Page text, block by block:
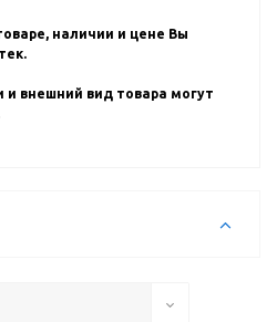
наличии и цене Вы
и внешний вид товара могут